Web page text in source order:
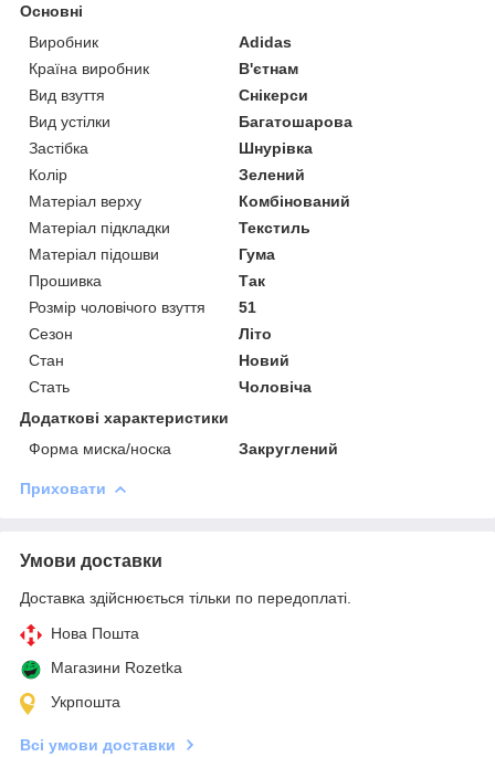
Основні
Виробник
Adidas
Країна виробник
В'єтнам
Вид взуття
Снікерси
Вид устілки
Багатошарова
Застібка
Шнурівка
Колір
Зелений
Матеріал верху
Комбінований
Матеріал підкладки
Текстиль
Матеріал підошви
Гума
Прошивка
Так
Розмір чоловічого взуття
51
Сезон
Літо
Стан
Новий
Стать
Чоловіча
Додаткові характеристики
Форма миска/носка
Закруглений
Приховати
Умови доставки
Доставка здійснюється тільки по передоплаті.
Нова Пошта
Магазини Rozetka
Укрпошта
Всі умови доставки